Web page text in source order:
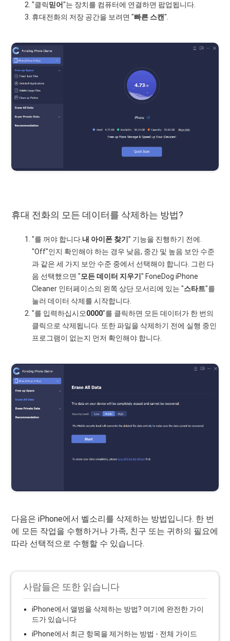
"클릭믿어"는 장치를 컴퓨터에 연결하면 팝업됩니다.
휴대전화의 저장 공간을 보려면 "빠른 스캔".
휴대 전화의 모든 데이터를 삭제하는 방법?
"를 꺼야 합니다. 내 아이폰 찾기” 기능을 진행하기 전에.
"Off"인지 확인해야 하는 경우 낮음, 중간 및 높음 보안 수준
과 같은 세 가지 보안 수준 중에서 선택해야 합니다. 그런 다
음 선택했으면 "모든 데이터 지우기" FoneDog iPhone
Cleaner 인터페이스의 왼쪽 상단 모서리에 있는 "스타트"를
눌러 데이터 삭제를 시작합니다.
"를 입력하십시오0000"를 클릭하면 모든 데이터가 한 번의
클릭으로 삭제됩니다. 또한 파일을 삭제하기 전에 실행 중인
프로그램이 없는지 먼저 확인해야 합니다.
다음은 iPhone에서 벨소리를 삭제하는 방법입니다. 한 번
에 모든 작업을 수행하거나 가족, 친구 또는 귀하의 필요에
따라 선택적으로 수행할 수 있습니다.
사람들은 또한 읽습니다
iPhone에서 앨범을 삭제하는 방법? 여기에 완전한 가이
드가 있습니다
iPhone에서 최근 항목을 제거하는 방법 - 전체 가이드